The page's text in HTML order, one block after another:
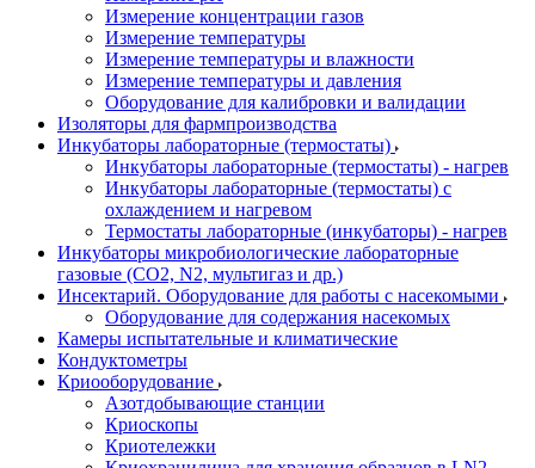
Измерение концентрации газов
Измерение температуры
Измерение температуры и влажности
Измерение температуры и давления
Оборудование для калибровки и валидации
Изоляторы для фармпроизводства
Инкубаторы лабораторные (термостаты)
Инкубаторы лабораторные (термостаты) - нагрев
Инкубаторы лабораторные (термостаты) с
охлаждением и нагревом
Термостаты лабораторные (инкубаторы) - нагрев
Инкубаторы микробиологические лабораторные
газовые (CO2, N2, мультигаз и др.)
Инсектарий. Оборудование для работы с насекомыми
Оборудование для содержания насекомых
Камеры испытательные и климатические
Кондуктометры
Криооборудование
Азотдобывающие станции
Криоскопы
Криотележки